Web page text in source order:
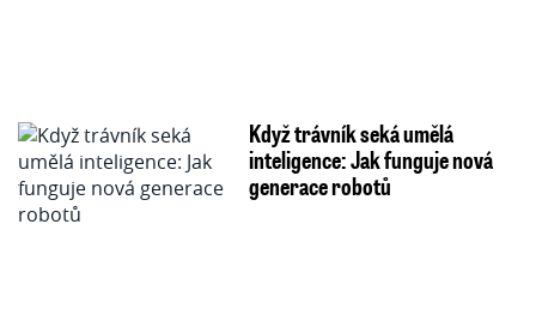
Když trávník seká umělá
inteligence: Jak funguje nová
generace robotů